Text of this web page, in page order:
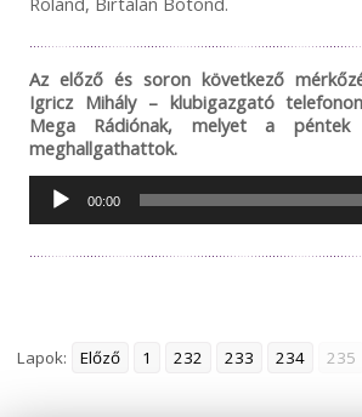
Az előző és soron következő
Igricz Mihály – klubigazgató
Mega Rádiónak, melyet a
meghallgathattok.
Audió
lejátszó
00:00
Lapok: Előző 1 232 233 234 235